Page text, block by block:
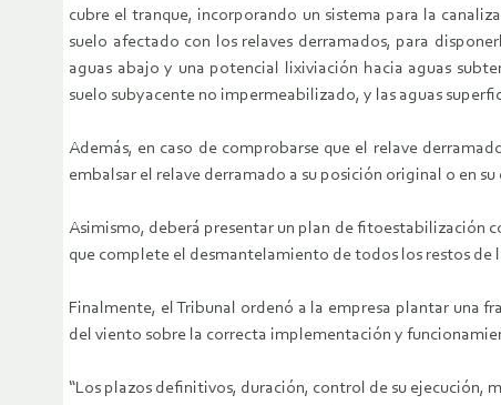
cubre el tranque, incorporando un sistema para la
suelo afectado con los relaves derramados, para
aguas abajo y una potencial lixiviación hacia aguas
suelo subyacente no impermeabilizado, y las aguas
Además, en caso de comprobarse que el relave
embalsar el relave derramado a su posición original o en
Asimismo, deberá presentar un plan de fitoestabilización
que complete el desmantelamiento de todos los restos de
Finalmente, el Tribunal ordenó a la empresa plantar una
del viento sobre la correcta implementación y
“Los plazos definitivos, duración, control de su ejecución,